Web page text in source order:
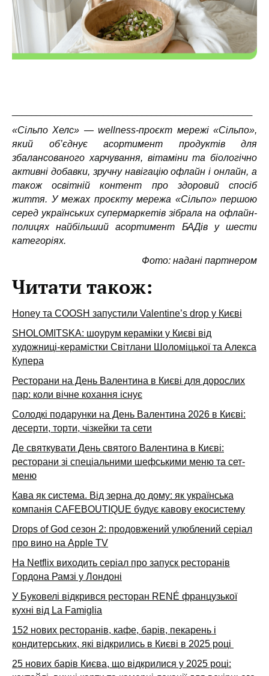
«Сільпо Хелс» — wellness-проєкт мережі «Сільпо»,
який об’єднує асортимент продуктів для
збалансованого харчування, вітаміни та біологічно
активні добавки, зручну навігацію офлайн і онлайн, а
також освітній контент про здоровий спосіб
життя. У межах проєкту мережа «Сільпо» першою
серед українських супермаркетів зібрала на офлайн-
полицях найбільший асортимент БАДів у шести
категоріях.
Фото: надані партнером
Читати також:
Honey та COOSH запустили Valentine’s drop у Києві
SHOLOMITSKA: шоурум кераміки у Києві від
художниці-керамістки Світлани Шоломіцької та Алекса
Купера
Ресторани на День Валентина в Києві для дорослих
пар: коли вічне кохання існує
Солодкі подарунки на День Валентина 2026 в Києві:
десерти, торти, чізкейки та сети
Де святкувати День святого Валентина в Києві:
ресторани зі спеціальними шефськими меню та сет-
меню
Кава як система. Від зерна до дому: як українська
компанія CAFEBOUTIQUE будує кавову екосистему
Drops of God сезон 2: продовжений улюблений серіал
про вино на Apple TV
На Netflix виходить серіал про запуск ресторанів
Гордона Рамзі у Лондоні
У Буковелі відкрився ресторан RENÉ французької
кухні від La Famiglia
152 нових ресторанів, кафе, барів, пекарень і
кондитерських, які відкрились в Києві в 2025 році
25 нових барів Києва, що відкрилися у 2025 році: